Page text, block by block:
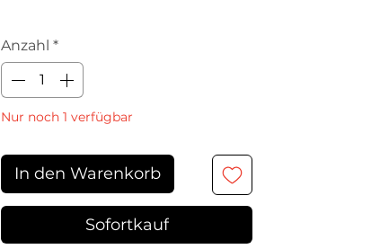
Anzahl *
Nur noch 1 verfügbar
In den Warenkorb
Sofortkauf